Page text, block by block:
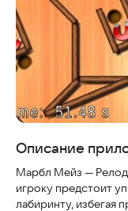
Описание
Марбл Мейз —
игроку предстоит
лабиринту, избегая